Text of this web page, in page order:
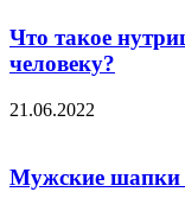
Что такое
человеку?
21.06.2022
Мужские шапки